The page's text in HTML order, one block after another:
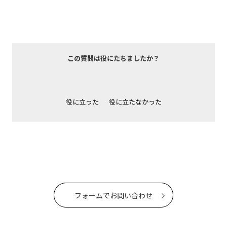
この質問は役にたちましたか？
役に立った 役に立たなかった
フォームでお問い合わせ